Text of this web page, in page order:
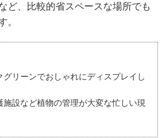
ど、比較的省スペースな場所でも
。
グリーンでおしゃれにディスプレイし
施設など植物の管理が大変な忙しい現